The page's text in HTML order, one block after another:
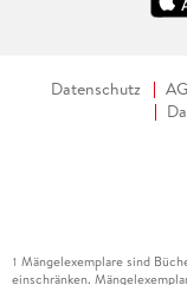
Datenschutz
1 Mängelexemplare sind
einschränken.